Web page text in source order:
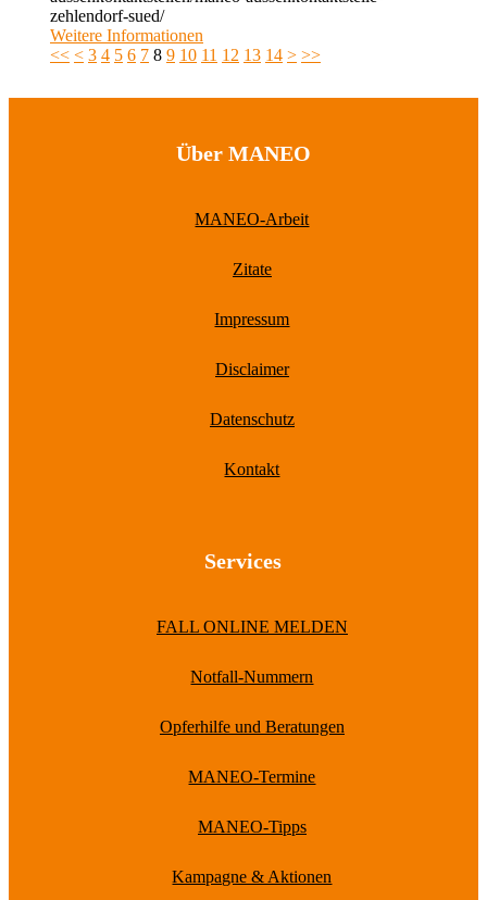
zehlendorf-sued/
Weitere Informationen
<< < 3 4 5 6 7 8 9 10 11 12 13 14 > >>
Über MANEO
MANEO-Arbeit
Zitate
Impressum
Disclaimer
Datenschutz
Kontakt
Services
FALL ONLINE MELDEN
Notfall-Nummern
Opferhilfe und Beratungen
MANEO-Termine
MANEO-Tipps
Kampagne & Aktionen